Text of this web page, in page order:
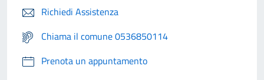
Richiedi Assistenza
Chiama il comune 0536850114
Prenota un appuntamento